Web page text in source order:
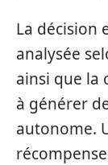
La décision
analysée
ainsi que la
à générer
autonome.